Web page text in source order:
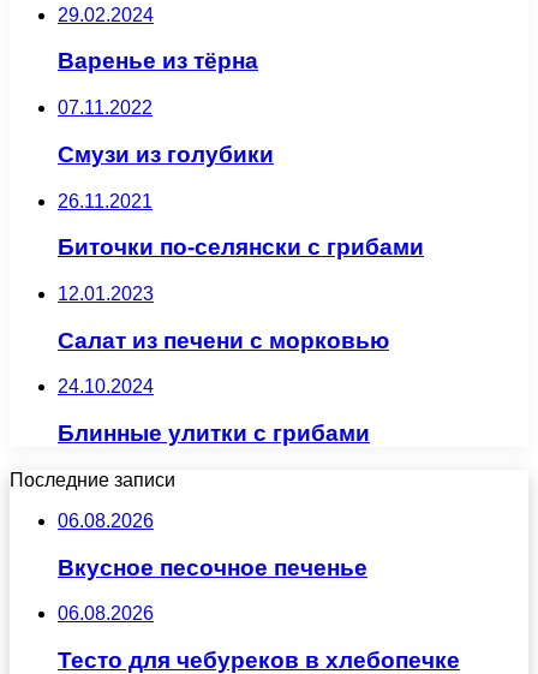
29.02.2024
Варенье из тёрна
07.11.2022
Смузи из голубики
26.11.2021
Биточки по-селянски с грибами
12.01.2023
Салат из печени с морковью
24.10.2024
Блинные улитки с грибами
Последние записи
06.08.2026
Вкусное песочное печенье
06.08.2026
Тесто для чебуреков в хлебопечке